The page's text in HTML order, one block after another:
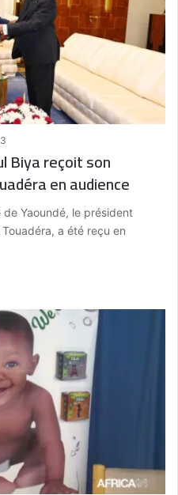
Biya reçoit son
en audience
de Yaoundé, le président
a été reçu en